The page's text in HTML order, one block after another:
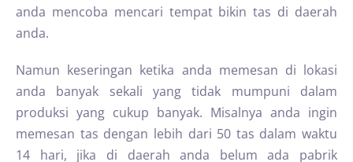
anda mencoba mencari tempat bikin tas di daerah
anda.
Namun keseringan ketika anda memesan di lokasi
anda banyak sekali yang tidak mumpuni dalam
produksi yang cukup banyak. Misalnya anda ingin
memesan tas dengan lebih dari 50 tas dalam waktu
14 hari, jika di daerah anda belum ada pabrik